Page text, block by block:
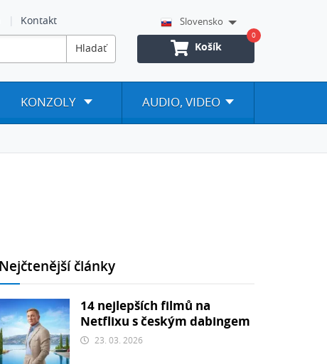
Kontakt Slovensko
Hladať Košík
0
KONZOLY AUDIO, VIDEO
Nejčtenější články
14 nejlepších filmů na
Netflixu s českým dabingem
23. 03. 2026